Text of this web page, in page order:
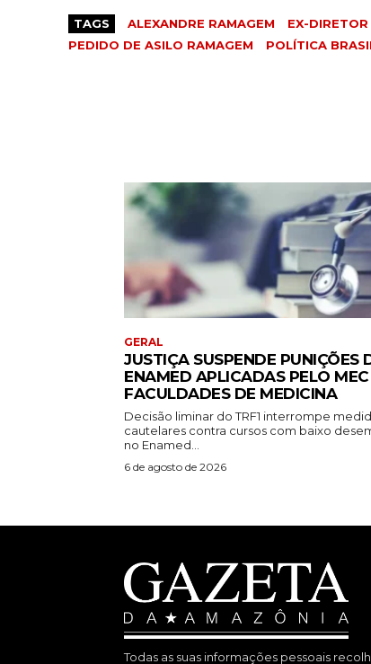
TAGS ALEXANDRE RAMAGEM EX-
PEDIDO DE ASILO RAMAGEM
POLÍTICA
GERAL
JUSTIÇA SUSPENDE PUNIÇÕES
ENAMED APLICADAS PELO
FACULDADES DE MEDICINA
Decisão liminar do TRF1 interrompe
cautelares contra cursos com baixo
no Enamed...
6 de agosto de 2026
Todas as suas informações pessoais